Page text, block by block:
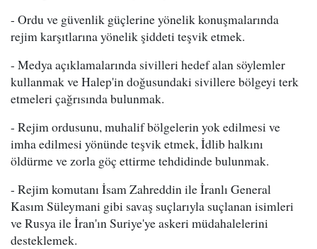
- Ordu ve güvenlik güçlerine yönelik konuşmalarında
rejim karşıtlarına yönelik şiddeti teşvik etmek.
- Medya açıklamalarında sivilleri hedef alan söylemler
kullanmak ve Halep'in doğusundaki sivillere bölgeyi terk
etmeleri çağrısında bulunmak.
- Rejim ordusunu, muhalif bölgelerin yok edilmesi ve
imha edilmesi yönünde teşvik etmek, İdlib halkını
öldürme ve zorla göç ettirme tehdidinde bulunmak.
- Rejim komutanı İsam Zahreddin ile İranlı General
Kasım Süleymani gibi savaş suçlarıyla suçlanan isimleri
ve Rusya ile İran'ın Suriye'ye askeri müdahalelerini
desteklemek.